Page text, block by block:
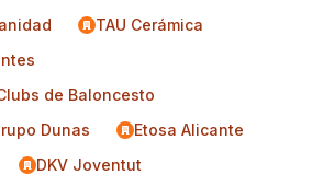
TAU Cerámica
de Baloncesto
Dunas
Etosa Alicante
DKV Joventut